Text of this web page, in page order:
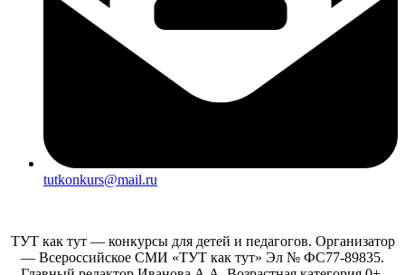
tutkonkurs@mail.ru
ТУТ как тут — конкурсы для детей и педагогов. Организатор
— Всероссийское СМИ «ТУТ как тут» Эл № ФС77-89835.